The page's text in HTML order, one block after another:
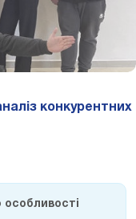
конкурентних
особливості